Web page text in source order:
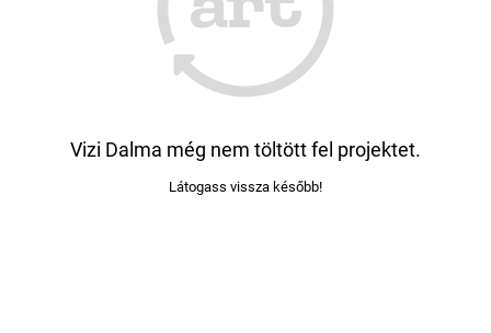
Vizi Dalma még nem töltött fel projektet.
Látogass vissza később!